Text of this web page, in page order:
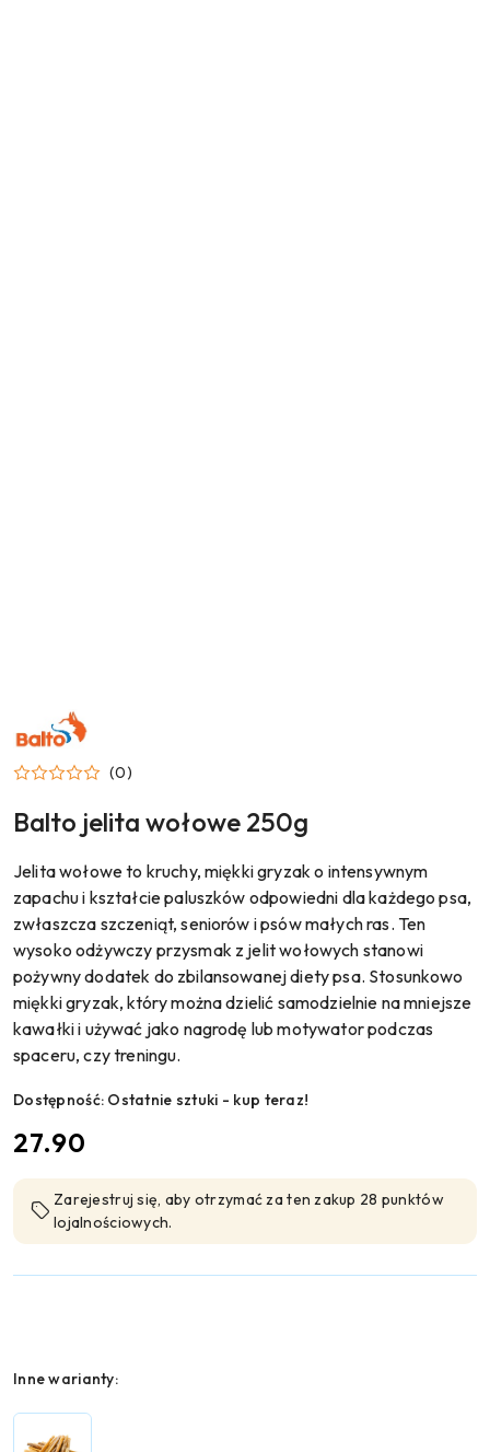
NAZWA
PRODUCENTA:
BALTO
(0)
Balto jelita wołowe 250g
Jelita wołowe to kruchy, miękki gryzak o intensywnym
zapachu i kształcie paluszków odpowiedni dla każdego psa,
zwłaszcza szczeniąt, seniorów i psów małych ras. Ten
wysoko odżywczy przysmak z jelit wołowych stanowi
pożywny dodatek do zbilansowanej diety psa. Stosunkowo
miękki gryzak, który można dzielić samodzielnie na mniejsze
kawałki i używać jako nagrodę lub motywator podczas
spaceru, czy treningu.
Dostępność: Ostatnie sztuki - kup teraz!
cena:
27.90
Zarejestruj się, aby otrzymać za ten zakup 28 punktów
lojalnościowych.
Wariant
Inne warianty: